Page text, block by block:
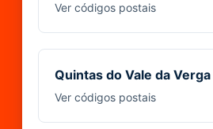
Ver códigos postais
Quintas do Vale da Verga
Ver códigos postais